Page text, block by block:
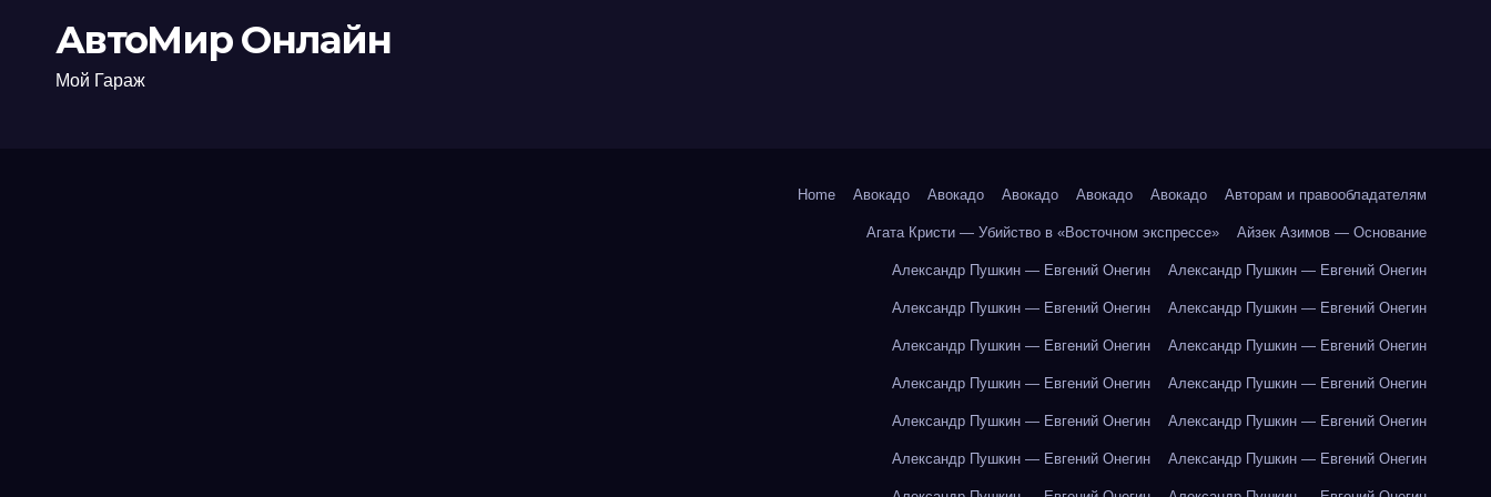
АвтоМир Онлайн
Мой Гараж
Home Авокадо Авокадо Авокадо Авокадо Авокадо Авторам и правообладателям
Агата Кристи — Убийство в «Восточном экспрессе» Айзек Азимов — Основание
Александр Пушкин — Евгений Онегин Александр Пушкин — Евгений Онегин
Александр Пушкин — Евгений Онегин Александр Пушкин — Евгений Онегин
Александр Пушкин — Евгений Онегин Александр Пушкин — Евгений Онегин
Александр Пушкин — Евгений Онегин Александр Пушкин — Евгений Онегин
Александр Пушкин — Евгений Онегин Александр Пушкин — Евгений Онегин
Александр Пушкин — Евгений Онегин Александр Пушкин — Евгений Онегин